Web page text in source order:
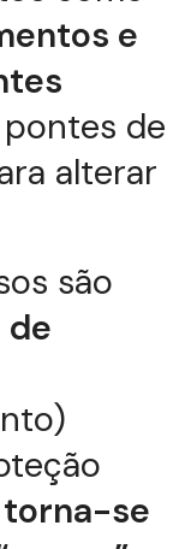
e
de
alterar
são
de
torna-se